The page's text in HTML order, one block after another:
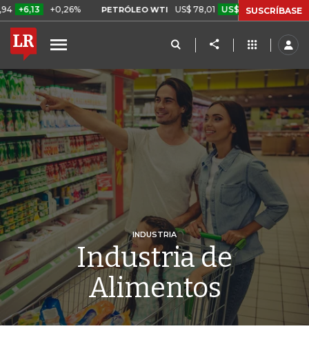
PETRÓLEO WTI US$ 78,01 US$ 2,92 +3,89% CAFÉ
SUSCRÍBASE
INDUSTRIA
Industria de
Alimentos